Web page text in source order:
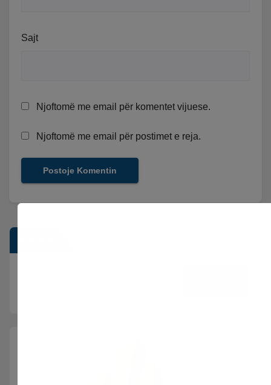
Sajt
Njoftomë me email për komentet vijuese.
Njoftomë me email për postimet e reja.